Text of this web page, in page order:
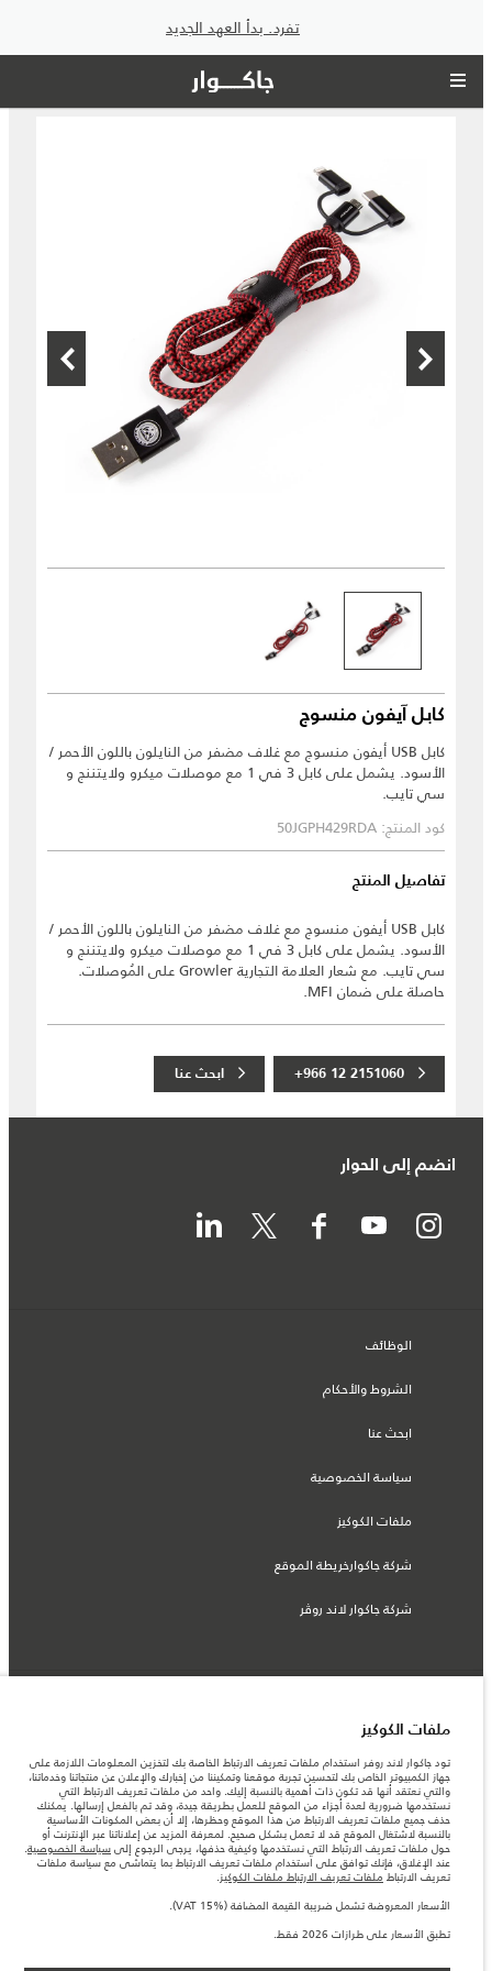
تفرد. بدأ العهد الجديد
كابل آيفون منسوج
كابل USB أيفون منسوج مع غلاف مضفر من النايلون باللون الأحمر /
الأسود. يشمل على كابل 3 في 1 مع موصلات ميكرو ولايتننج و
سي تايب.
كود المنتج: 50JGPH429RDA
تفاصيل المنتج
كابل USB أيفون منسوج مع غلاف مضفر من النايلون باللون الأحمر /
الأسود. يشمل على كابل 3 في 1 مع موصلات ميكرو ولايتننج و
سي تايب. مع شعار العلامة التجارية Growler على المُوصلات.
حاصلة على ضمان MFI.
+966 12 2151060 ابحث عنا
انضم إلى الحوار
الوظائف
الشروط والأحكام
ابحث عنا
سياسة الخصوصية
ملفات الكوكيز
شركة جاكوارخريطة الموقع
شركة جاكوار لاند روڤر
السعودية, محمد يوسف ناغي للسيارات
المعلومات والمواصفات والأسعار والألوان المذكورة على هذا الموقع قد تختلف من بلد إلى
آخر، كما أنّها قد تتغير بدون إشعار مسبق. الرجاء التواصل مع وكيلنا المحلي للتأكد من توفّرها
والتحقق من الأسعار.
الأرقام المقدمة هي نتيجة لاختبارات المصنع الرسمية وفقاً لتشريعات الاتحاد الأوروبي. قد
يتباين استهلك الوقود الفعلي للمركبة عن ذلك المتحقق في تلك الاختبارات كما أن هذه
الأرقام بغرض المقارنة فحسب.
ملاحظة مهمة حول الصور والمواصفات. إن النقص العالمي في أشباه الموصلات يؤثر حاليًا
في مواصفات تصميم السيارات وتوفر الخيارات وتوقيتات التصاميم. هذا ظرف ديناميكي
للغاية، ونتيجة لذلك، قد لا تمثّل الصور المستخدَمة ضمن موقع الويب حاليًا المواصفات الحالية
بالكامل بالنسبة إلى الميزات والخيارات والحلية ومجموعات الألوان. يرجى استشارة وكيلك الذي
سيتمكّن من تأكيد أي تقييدات حالية معك للسماح لك باتخاذ قرار مدروس
ملفات الكوكيز
تود جاكوار لاند روفر استخدام ملفات تعريف الارتباط الخاصة بك لتخزين المعلومات اللازمة على
جهاز الكمبيوتر الخاص بك لتحسين تجربة موقعنا وتمكيننا من إخبارك والإعلان عن منتجاتنا وخدماتنا،
والتي نعتقد أنها قد تكون ذات أهمية بالنسبة إليك. واحد من ملفات تعريف الارتباط التي
نستخدمها ضرورية لعدة أجزاء من الموقع للعمل بطريقة جيدة، وقد تم بالفعل إرسالها. يمكنك
حذف جميع ملفات تعريف الارتباط من هذا الموقع وحظرها، إلا أن بعض المكونات الأساسية
بالنسبة لاشتغال الموقع قد لا تعمل بشكل صحيح. لمعرفة المزيد عن إعلاناتنا عبر الإنترنت أو
حول ملفات تعريف الارتباط التي نستخدمها وكيفية حذفها، يرجى الرجوع إلى سياسة الخصوصية.
عند الإغلاق، فإنك توافق على استخدام ملفات تعريف الارتباط بما يتماشى مع سياسة ملفات
تعريف الارتباط ملفات تعريف الارتباط ملفات الكوكيز.
الأسعار المعروضة تشمل ضريبة القيمة المضافة (VAT 15%).
تطبق الأسعار على طرازات 2026 فقط.